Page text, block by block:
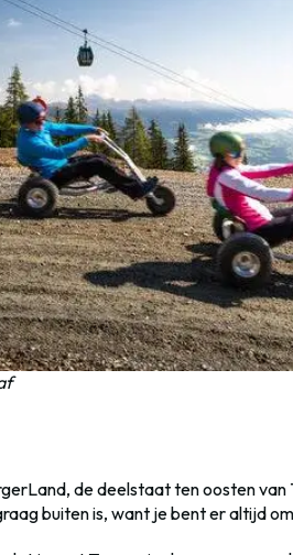
de deelstaat ten oosten van
buiten is, want je bent er altijd